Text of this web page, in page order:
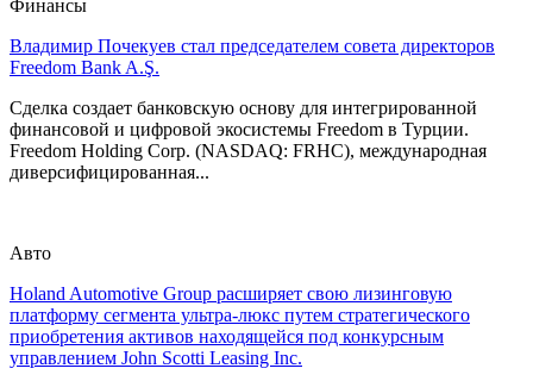
Финансы
Владимир Почекуев стал председателем совета директоров
Freedom Bank A.Ş.
Сделка создает банковскую основу для интегрированной
финансовой и цифровой экосистемы Freedom в Турции.
Freedom Holding Corp. (NASDAQ: FRHC), международная
диверсифицированная...
Авто
Holand Automotive Group расширяет свою лизинговую
платформу сегмента ультра-люкс путем стратегического
приобретения активов находящейся под конкурсным
управлением John Scotti Leasing Inc.